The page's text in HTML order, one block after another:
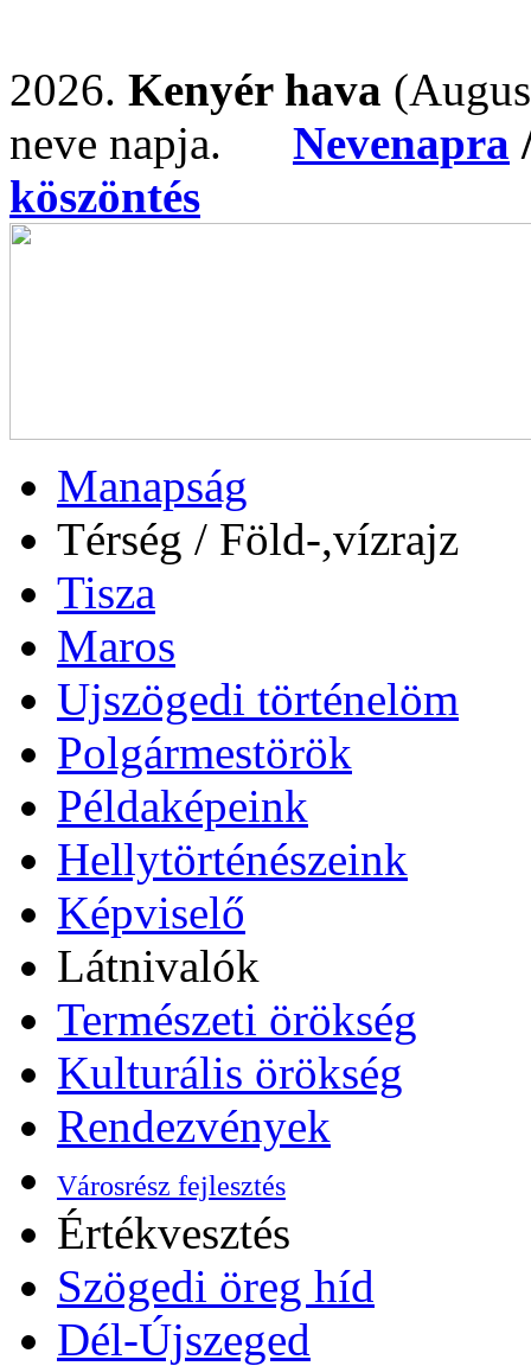
2026. Kenyér hava
neve napja. Nevenapra
köszöntés
Manapság
Térség / Föld-,vízrajz
Tisza
Maros
Ujszögedi történelöm
Polgármestörök
Példaképeink
Hellytörténészeink
Képviselő
Látnivalók
Természeti örökség
Kulturális örökség
Rendezvények
Városrész fejlesztés
Értékvesztés
Szögedi öreg híd
Dél-Újszeged